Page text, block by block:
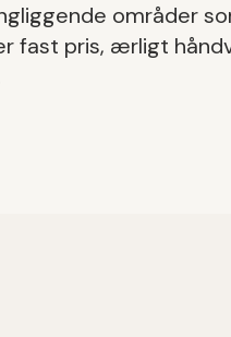
områder
fast pris, ærligt